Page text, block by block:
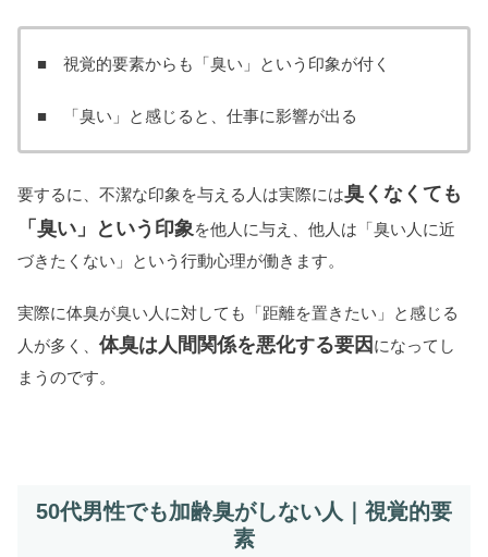
■ 視覚的要素からも「臭い」という印象が付く
■ 「臭い」と感じると、仕事に影響が出る
要するに、不潔な印象を与える人は実際には臭くなくても
「臭い」という印象を他人に与え、他人は「臭い人に近
づきたくない」という行動心理が働きます。
実際に体臭が臭い人に対しても「距離を置きたい」と感じる
人が多く、 体臭は人間関係を悪化する要因 になってし
まうのです。
50代男性でも加齢臭がしない人｜視覚的要
素